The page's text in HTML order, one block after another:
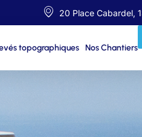
20 Place Cabardel,
topographiques Nos Chantiers